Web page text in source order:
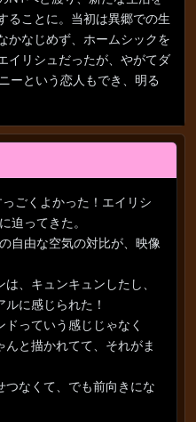
ることに。当初は異郷での生
かなじめず、ホームシックを
イリシュだったが、やがてダ
ーという恋人もでき、明る
ごくよかった！エイリシ
迫ってきた。
自由な空気の対比が、映像
、キュンキュンしたし、
に感じられた！
っていう感じじゃなく
と描かれてて、それがま
なくて、でも前向きにな